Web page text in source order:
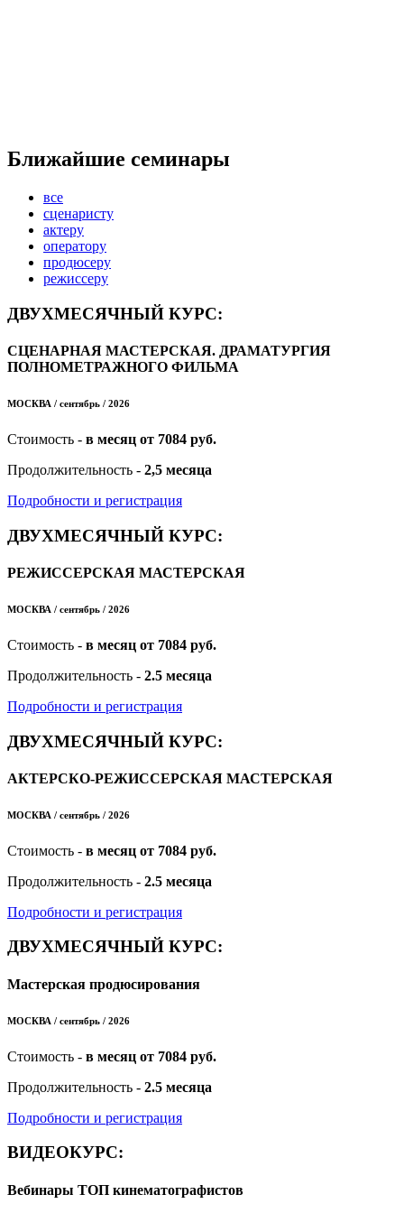
Ближайшие семинары
все
сценаристу
актеру
оператору
продюсеру
режиссеру
ДВУХМЕСЯЧНЫЙ КУРС:
СЦЕНАРНАЯ МАСТЕРСКАЯ. ДРАМАТУРГИЯ
ПОЛНОМЕТРАЖНОГО ФИЛЬМА
МОСКВА / сентябрь / 2026
Стоимость - в месяц от 7084 руб.
Продолжительность - 2,5 месяца
Подробности и регистрация
ДВУХМЕСЯЧНЫЙ КУРС:
РЕЖИССЕРСКАЯ МАСТЕРСКАЯ
МОСКВА / сентябрь / 2026
Стоимость - в месяц от 7084 руб.
Продолжительность - 2.5 месяца
Подробности и регистрация
ДВУХМЕСЯЧНЫЙ КУРС:
АКТЕРСКО-РЕЖИССЕРСКАЯ МАСТЕРСКАЯ
МОСКВА / сентябрь / 2026
Стоимость - в месяц от 7084 руб.
Продолжительность - 2.5 месяца
Подробности и регистрация
ДВУХМЕСЯЧНЫЙ КУРС:
Мастерская продюсирования
МОСКВА / сентябрь / 2026
Стоимость - в месяц от 7084 руб.
Продолжительность - 2.5 месяца
Подробности и регистрация
ВИДЕОКУРС:
Вебинары ТОП кинематографистов